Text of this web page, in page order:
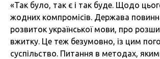
«Так було, так є і так буде. Щодо
жодних компромісів. Держава
розвиток української мови, про
вжитку. Це теж безумовно, із цим
суспільство. Питання в методах,